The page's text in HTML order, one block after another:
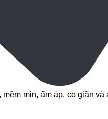
mềm mịn, ấm áp, co giãn